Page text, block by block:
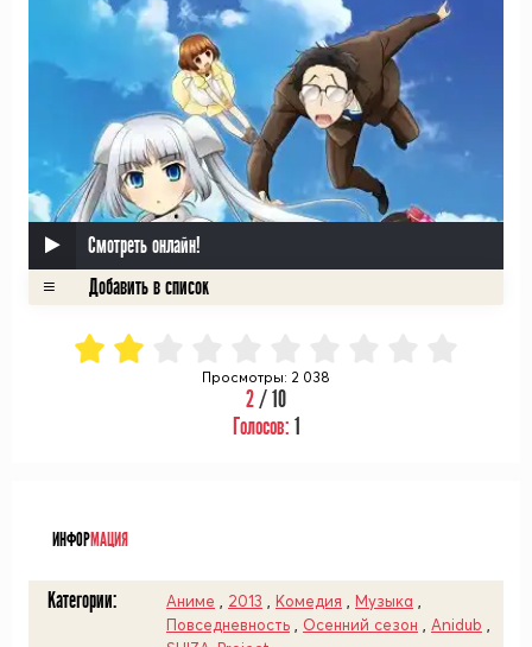
Смотреть онлайн!
Просмотры: 2 038
2/ 10
Голосов: 1
ИНФОРМАЦИЯ
Категории: Аниме 2013 Комедия Музыка
Повседневность
Осенний сезон Anidub